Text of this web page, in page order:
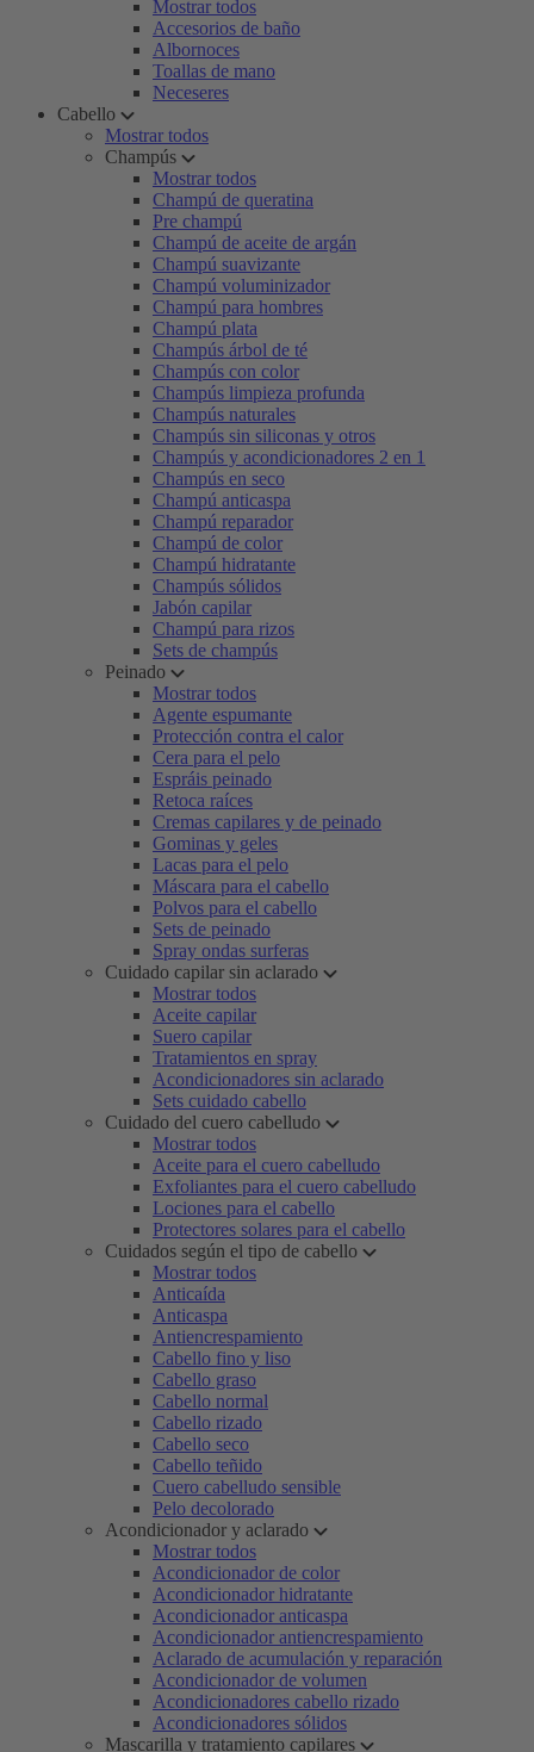
Mostrar todos
Accesorios de baño
Albornoces
Toallas de mano
Neceseres
Cabello
Mostrar todos
Champús
Mostrar todos
Champú de queratina
Pre champú
Champú de aceite de argán
Champú suavizante
Champú voluminizador
Champú para hombres
Champú plata
Champús árbol de té
Champús con color
Champús limpieza profunda
Champús naturales
Champús sin siliconas y otros
Champús y acondicionadores 2 en 1
Champús en seco
Champú anticaspa
Champú reparador
Champú de color
Champú hidratante
Champús sólidos
Jabón capilar
Champú para rizos
Sets de champús
Peinado
Mostrar todos
Agente espumante
Protección contra el calor
Cera para el pelo
Espráis peinado
Retoca raíces
Cremas capilares y de peinado
Gominas y geles
Lacas para el pelo
Máscara para el cabello
Polvos para el cabello
Sets de peinado
Spray ondas surferas
Cuidado capilar sin aclarado
Mostrar todos
Aceite capilar
Suero capilar
Tratamientos en spray
Acondicionadores sin aclarado
Sets cuidado cabello
Cuidado del cuero cabelludo
Mostrar todos
Aceite para el cuero cabelludo
Exfoliantes para el cuero cabelludo
Lociones para el cabello
Protectores solares para el cabello
Cuidados según el tipo de cabello
Mostrar todos
Anticaída
Anticaspa
Antiencrespamiento
Cabello fino y liso
Cabello graso
Cabello normal
Cabello rizado
Cabello seco
Cabello teñido
Cuero cabelludo sensible
Pelo decolorado
Acondicionador y aclarado
Mostrar todos
Acondicionador de color
Acondicionador hidratante
Acondicionador anticaspa
Acondicionador antiencrespamiento
Aclarado de acumulación y reparación
Acondicionador de volumen
Acondicionadores cabello rizado
Acondicionadores sólidos
Mascarilla y tratamiento capilares